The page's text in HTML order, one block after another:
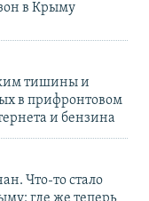
в Крыму
тишины и
в прифронтовом
и бензина
Что-то стало